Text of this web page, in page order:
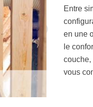
Entre
en une
le
couche,
vous